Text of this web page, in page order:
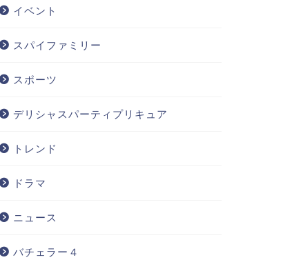
イベント
スパイファミリー
スポーツ
デリシャスパーティプリキュア
トレンド
ドラマ
ニュース
バチェラー４